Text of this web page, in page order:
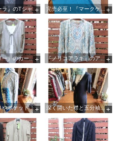
『フェリーラ』のTシャツは一枚でサマになる便利アイテムです♡ 完売必至！『マークケイン』のタンクトップ☆
『グルーリー』のカーディガンはワンピースやシャツに羽織っても 『ノリコアラキ』のアンサンブルは単品使いもできて便利です♪
フード周りやポケットの柄使いがお洒落なパーカーは、薄手で着心地バツグンです 深く開いた襟と五分袖、着丈の長さも女性らしさ満点で良いですね♡